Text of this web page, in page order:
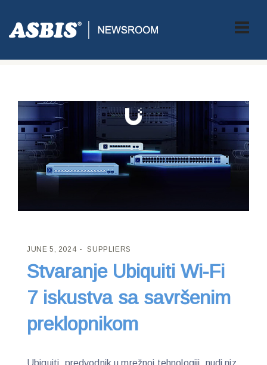
ASBIS CROATIA> SUPPLIERS> STVARANJE UBIQUITI WI-FI 7
ISKUSTVA SA SAVRŠENIM PREKLOPNIKOM
JUNE 5, 2024 SUPPLIERS
Stvaranje Ubiquiti Wi-Fi
7 iskustva sa savršenim
preklopnikom
Ubiquiti, predvodnik u mrežnoj tehnologiji, nudi niz